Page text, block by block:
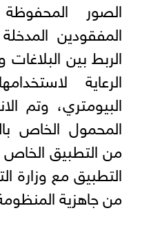
الصور
المفقودين
الربط بين
الرعاية
البيومتري، وتم
المحمول الخاص
من التطبيق الخاص
التطبيق مع وزارة
من جاهزية